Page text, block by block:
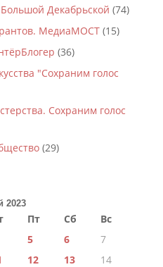
Декабрьской (74)
МедиаМОСТ(15)
(36)
"Сохраним голос
Сохраним голос
(29)
2023
Пт Сб
Вс
5 6
7
12 13
14